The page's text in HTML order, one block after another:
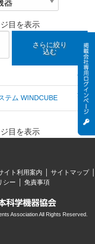
目を表示
さらに絞り
込む
会社
テム WINDCUBE 英弘
目を表示
イト利用案内
サイトマップ
シー
免責事項
Association All Rights Reserved.